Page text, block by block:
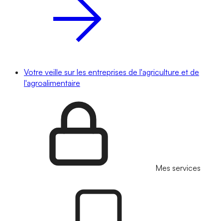
Votre veille sur les entreprises de l'agriculture et de
l'agroalimentaire
Mes services